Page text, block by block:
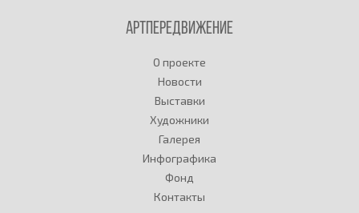
Артпередвижение
О проекте
Новости
Выставки
Художники
Галерея
Инфографика
Фонд
Контакты